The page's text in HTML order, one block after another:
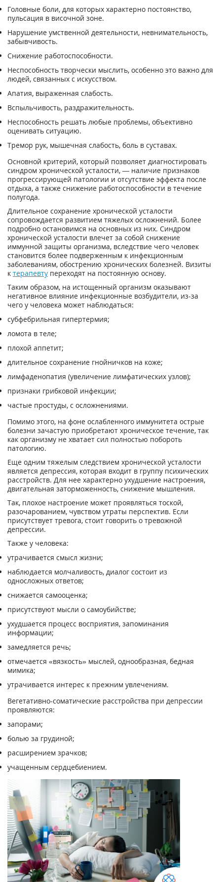
Головные боли, для которых характерно постоянство,
пульсация в височной зоне.
Нарушение умственной деятельности, невнимательность,
забывчивость.
Снижение работоспособности.
Неспособность творчески мыслить, особенно это важно для
людей, связанных с искусством.
Апатия, выраженная слабость.
Вспыльчивость, раздражительность.
Неспособность решать любые проблемы, объективно
оценивать ситуацию.
Тремор рук, мышечная слабость, боль в суставах.
Основной критерий, который позволяет диагностировать
синдром хронической усталости, — наличие признаков
прогрессирующей патологии и отсутствие эффекта после
отдыха, а также снижение работоспособности в течение
полугода.
Длительное сохранение хронической усталости
сопровождается развитием тяжелых осложнений. Более
подробно остановимся на основных из них. Синдром
хронической усталости влечет за собой снижение
иммунной защиты организма, вследствие чего человек
становится более подверженным к инфекционным
заболеваниям, обострению хронических болезней. Визиты
к терапевту переходят на постоянную основу.
Таким образом, на истощенный организм оказывают
негативное влияние инфекционные возбудители, из-за
чего у человека может наблюдаться:
субфебрильная гипертермия;
ломота в теле;
плохой аппетит;
длительное сохранение гнойничков на коже;
лимфаденопатия (увеличение лимфатических узлов);
признаки грибковой инфекции;
частые простуды, с осложнениями.
Помимо этого, на фоне ослабленного иммунитета острые
болезни зачастую приобретают хроническое течение, так
как организму не хватает сил полностью побороть
патологию.
Еще одним тяжелым следствием хронической усталости
является депрессия, которая входит в группу психических
расстройств. Для нее характерно ухудшение настроения,
двигательная заторможенность, снижение мышления.
Так, плохое настроение может проявляться тоской,
разочарованием, чувством утраты перспектив. Если
присутствует тревога, стоит говорить о тревожной
депрессии.
Также у человека:
утрачивается смысл жизни;
наблюдается молчаливость, диалог состоит из
односложных ответов;
снижается самооценка;
присутствуют мысли о самоубийстве;
ухудшается процесс восприятия, запоминания
информации;
замедляется речь;
отмечается «вязкость» мыслей, однообразная, бедная
мимика;
утрачивается интерес к прежним увлечениям.
Вегетативно-соматические расстройства при депрессии
проявляются:
запорами;
болью за грудиной;
расширением зрачков;
учащенным сердцебиением.